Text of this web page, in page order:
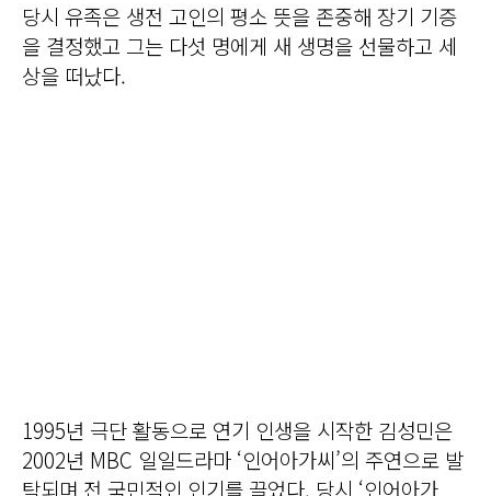
당시 유족은 생전 고인의 평소 뜻을 존중해 장기 기증
을 결정했고 그는 다섯 명에게 새 생명을 선물하고 세
상을 떠났다.
1995년 극단 활동으로 연기 인생을 시작한 김성민은
2002년 MBC 일일드라마 ‘인어아가씨’의 주연으로 발
탁되며 전 국민적인 인기를 끌었다. 당시 ‘인어아가